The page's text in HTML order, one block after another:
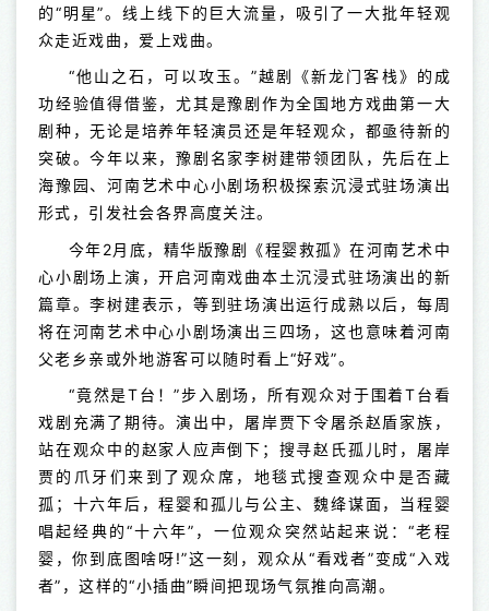
的“明星”。线上线下的巨大流量，吸引了一大批年轻观
众走近戏曲，爱上戏曲。
“他山之石，可以攻玉。”越剧《新龙门客栈》的成
功经验值得借鉴，尤其是豫剧作为全国地方戏曲第一大
剧种，无论是培养年轻演员还是年轻观众，都亟待新的
突破。今年以来，豫剧名家李树建带领团队，先后在上
海豫园、河南艺术中心小剧场积极探索沉浸式驻场演出
形式，引发社会各界高度关注。
今年2月底，精华版豫剧《程婴救孤》在河南艺术中
心小剧场上演，开启河南戏曲本土沉浸式驻场演出的新
篇章。李树建表示，等到驻场演出运行成熟以后，每周
将在河南艺术中心小剧场演出三四场，这也意味着河南
父老乡亲或外地游客可以随时看上“好戏”。
“竟然是T台！”步入剧场，所有观众对于围着T台看
戏剧充满了期待。演出中，屠岸贾下令屠杀赵盾家族，
站在观众中的赵家人应声倒下；搜寻赵氏孤儿时，屠岸
贾的爪牙们来到了观众席，地毯式搜查观众中是否藏
孤；十六年后，程婴和孤儿与公主、魏绛谋面，当程婴
唱起经典的“十六年”，一位观众突然站起来说：“老程
婴，你到底图啥呀!”这一刻，观众从“看戏者”变成“入戏
者”，这样的“小插曲”瞬间把现场气氛推向高潮。